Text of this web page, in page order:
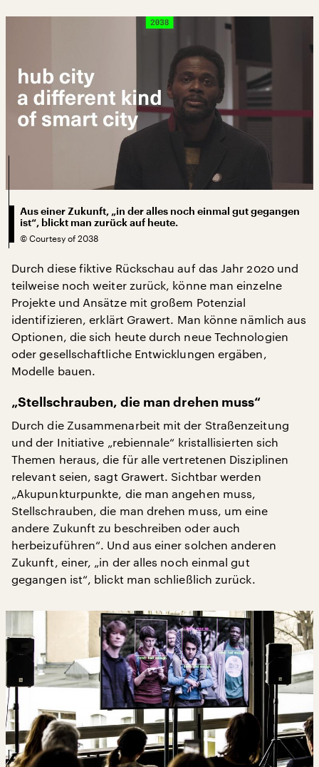
Aus einer Zukunft, „in der alles noch einmal gut gegangen
ist“, blickt man zurück auf heute.
© Courtesy of 2038
Durch diese fiktive Rückschau auf das Jahr 2020 und
teilweise noch weiter zurück, könne man einzelne
Projekte und Ansätze mit großem Potenzial
identifizieren, erklärt Grawert. Man könne nämlich aus
Optionen, die sich heute durch neue Technologien
oder gesellschaftliche Entwicklungen ergäben,
Modelle bauen.
„Stellschrauben, die man drehen muss“
Durch die Zusammenarbeit mit der Straßenzeitung
und der Initiative „rebiennale“ kristallisierten sich
Themen heraus, die für alle vertretenen Disziplinen
relevant seien, sagt Grawert. Sichtbar werden
„Akupunkturpunkte, die man angehen muss,
Stellschrauben, die man drehen muss, um eine
andere Zukunft zu beschreiben oder auch
herbeizuführen“. Und aus einer solchen anderen
Zukunft, einer, „in der alles noch einmal gut
gegangen ist“, blickt man schließlich zurück.